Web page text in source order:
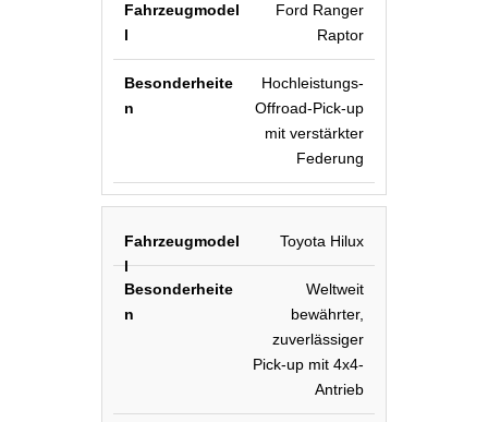
Ford Ranger
Raptor
Hochleistungs-
Offroad-Pick-up
mit verstärkter
Federung
Toyota Hilux
Weltweit
bewährter,
zuverlässiger
Pick-up mit 4x4-
Antrieb